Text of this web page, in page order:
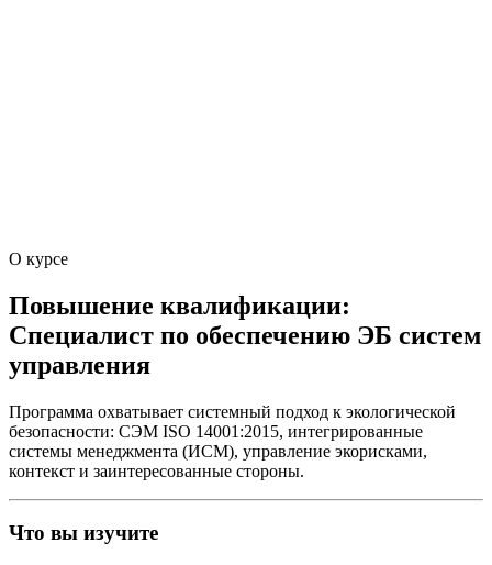
О курсе
Повышение квалификации:
Специалист по обеспечению ЭБ систем
управления
Программа охватывает системный подход к экологической
безопасности: СЭМ ISO 14001:2015, интегрированные
системы менеджмента (ИСМ), управление экорисками,
контекст и заинтересованные стороны.
Что вы изучите